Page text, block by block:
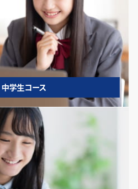
中学生コース